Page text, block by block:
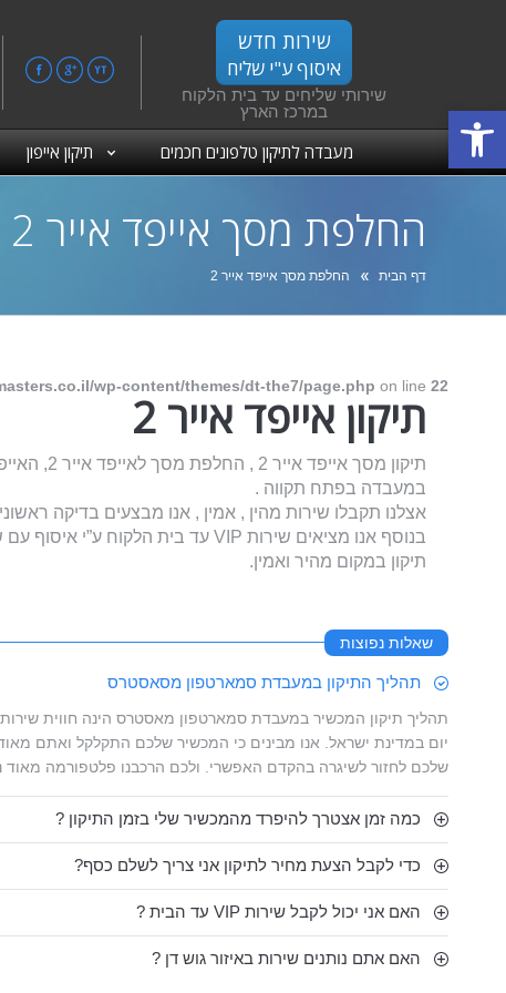
פתח סרגל נגישות
Google+
YouTube
שירות חדש
איסוף ע"י שליח
שירותי שליחים עד בית הלקוח
במרכז הארץ
מעבדה לתיקון טלפונים חכמים תיקון אייפון
החלפת מסך אייפד אייר 2
אתה כאן:
דף הבית החלפת מסך אייפד אייר 2
wp-content/themes/dt-the7/page.php on line 22
תיקון אייפד אייר 2
תיקון מסך
במעבדה בפתח תקווה .
אצלנו תקבלו שירות מהין , אמין , אנו מבצעים בדיקה
בנוסף אנו מציאים שירות VIP עד בית הלקוח ע”י איסוף עם שליח והחזרה באותו היום.
תיקון במקום מהיר ואמין.
שאלות נפוצות
תהליך התיקון במעבדת סמארטפון מסאסטרס
תהליך תיקון המכשיר במעבדת סמארטפון מאסטרס הינה חווית
יום במדינת ישראל. אנו מבינים כי המכשיר שלכם התקלקל ואתם
שלכם לחזור לשיגרה בהקדם האפשרי. ולכם הרכבנו פלטפורמה
כמה זמן אצטרך להיפרד מהמכשיר שלי בזמן התיקון ?
כדי לקבל הצעת מחיר לתיקון אני צריך לשלם כסף?
האם אני יכול לקבל שירות VIP עד הבית ?
האם אתם נותנים שירות באיזור גוש דן ?